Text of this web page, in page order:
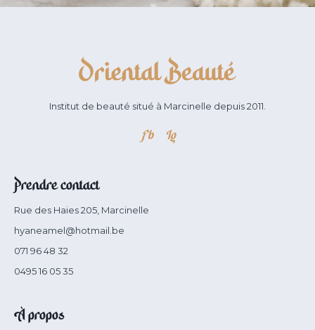
Institut de beauté situé à Marcinelle depuis 2011.
Fb Ig
Prendre contact
Rue des Haies 205, Marcinelle
hyaneamel@hotmail.be
071 96 48 32
0495 16 05 35
À propos